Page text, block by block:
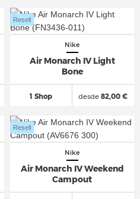
Nike
Air Monarch IV Light
Bone
1 Shop
Resell
desde 82,00 €
Nike
Air Monarch IV Weekend
Campout
Resell